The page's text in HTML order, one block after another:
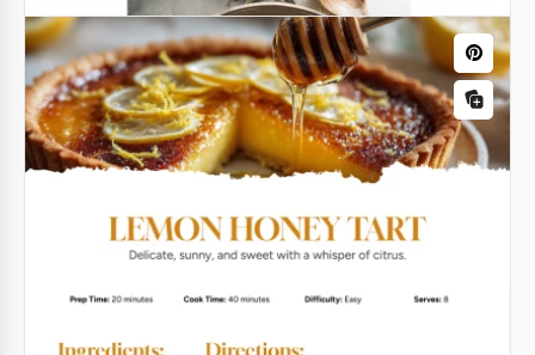
Recette
Google Docs